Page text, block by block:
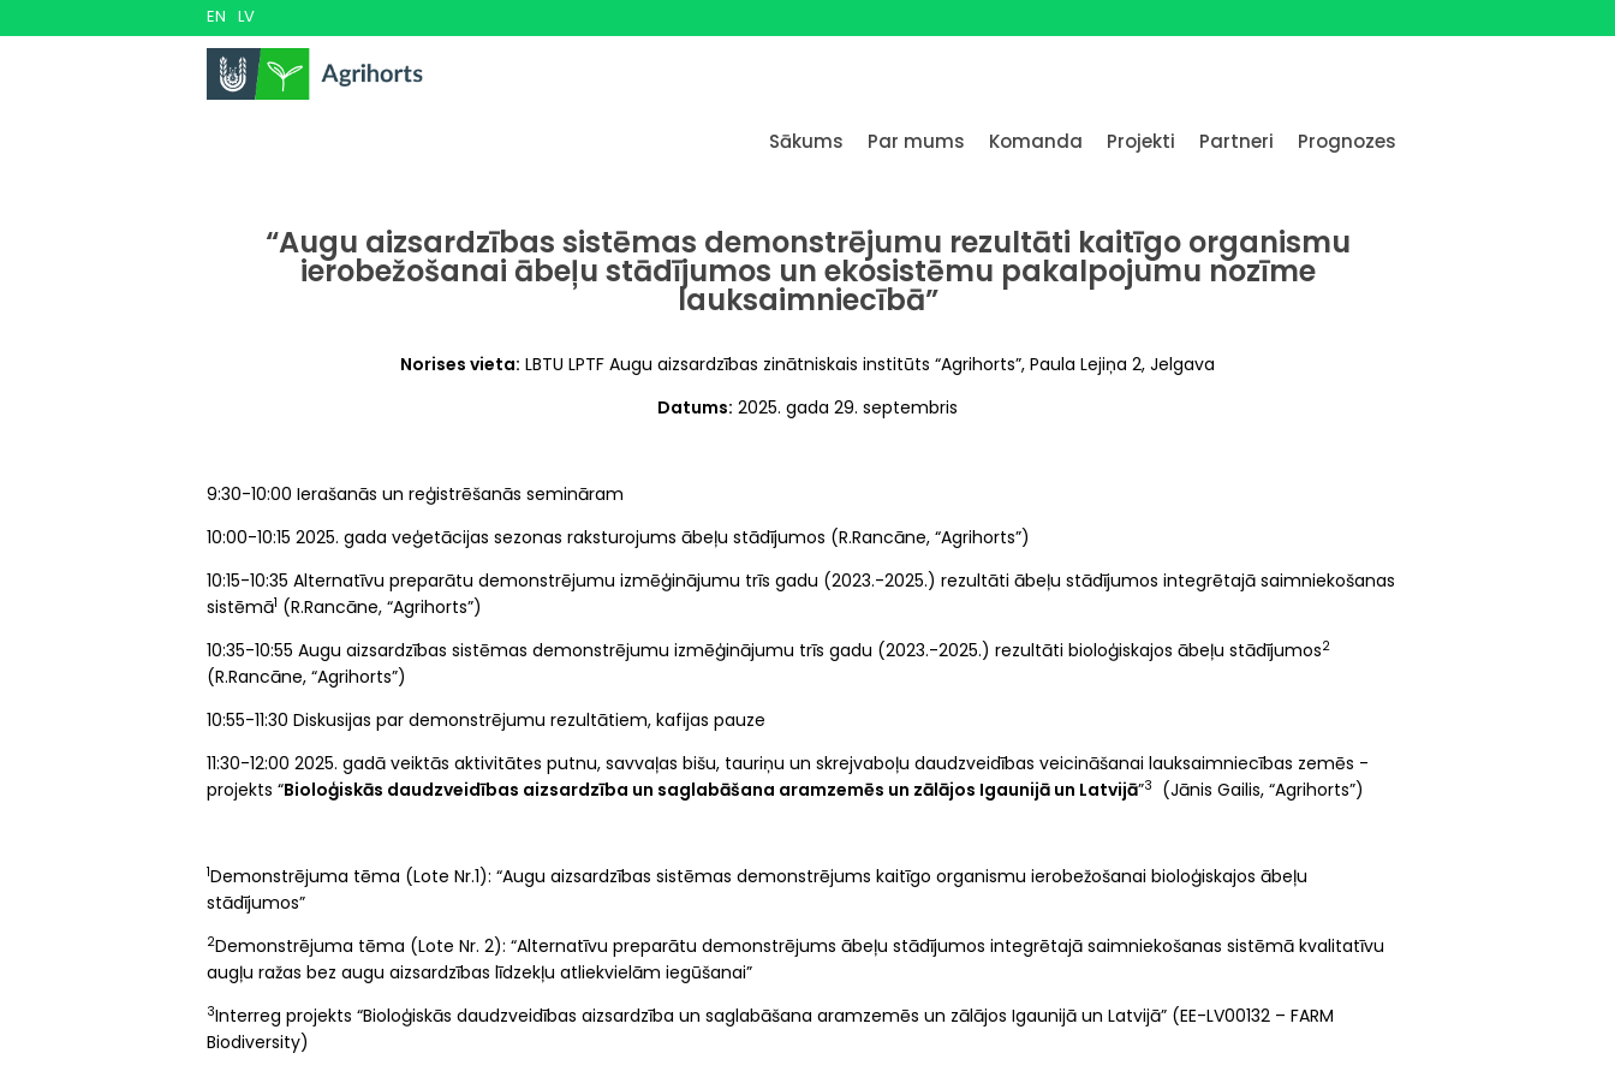
EN LV
Sākums Par mums Komanda Projekti Partneri Prognozes
“Augu aizsardzības sistēmas demonstrējumu rezultāti kaitīgo organismu
ierobežošanai ābeļu stādījumos un ekosistēmu pakalpojumu nozīme
lauksaimniecībā”
Norises vieta: LBTU LPTF Augu aizsardzības zinātniskais institūts “Agrihorts”, Paula Lejiņa 2, Jelgava
Datums: 2025. gada 29. septembris
9:30-10:00 Ierašanās un reģistrēšanās semināram
10:00-10:15 2025. gada veģetācijas sezonas raksturojums ābeļu stādījumos (R.Rancāne, “Agrihorts”)
10:15-10:35 Alternatīvu preparātu demonstrējumu izmēģinājumu trīs gadu (2023.-2025.) rezultāti ābeļu stādījumos integrētajā saimniekošanas
sistēmā1 (R.Rancāne, “Agrihorts”)
10:35-10:55 Augu aizsardzības sistēmas demonstrējumu izmēģinājumu trīs gadu (2023.-2025.) rezultāti bioloģiskajos ābeļu stādījumos2
(R.Rancāne, “Agrihorts”)
10:55-11:30 Diskusijas par demonstrējumu rezultātiem, kafijas pauze
11:30-12:00 2025. gadā veiktās aktivitātes putnu, savvaļas bišu, tauriņu un skrejvaboļu daudzveidības veicināšanai lauksaimniecības zemēs -
projekts “Bioloģiskās daudzveidības aizsardzība un saglabāšana aramzemēs un zālājos Igaunijā un Latvijā”3 (Jānis Gailis, “Agrihorts”)
1Demonstrējuma tēma (Lote Nr.1): “Augu aizsardzības sistēmas demonstrējums kaitīgo organismu ierobežošanai bioloģiskajos ābeļu
stādījumos”
2Demonstrējuma tēma (Lote Nr. 2): “Alternatīvu preparātu demonstrējums ābeļu stādījumos integrētajā saimniekošanas sistēmā kvalitatīvu
augļu ražas bez augu aizsardzības līdzekļu atliekvielām iegūšanai”
3Interreg projekts “Bioloģiskās daudzveidības aizsardzība un saglabāšana aramzemēs un zālājos Igaunijā un Latvijā” (EE-LV00132 – FARM
Biodiversity)